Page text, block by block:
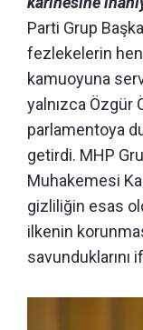
Parti Grup
fezlekelerin
kamuoyuna
yalnızca Özgür
parlamentoya
getirdi. MHP
Muhakemesi
gizliliğin esas
ilkenin
savunduklarını